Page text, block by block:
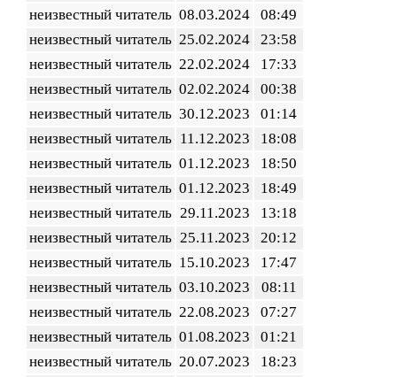
неизвестный читатель 08.03.2024
08:49
неизвестный читатель 25.02.2024
23:58
неизвестный читатель 22.02.2024
17:33
неизвестный читатель 02.02.2024
00:38
неизвестный читатель 30.12.2023
01:14
неизвестный читатель 11.12.2023
18:08
неизвестный читатель 01.12.2023
18:50
неизвестный читатель 01.12.2023
18:49
неизвестный читатель 29.11.2023
13:18
неизвестный читатель 25.11.2023
20:12
неизвестный читатель 15.10.2023
17:47
неизвестный читатель 03.10.2023
08:11
неизвестный читатель 22.08.2023
07:27
неизвестный читатель 01.08.2023
01:21
неизвестный читатель 20.07.2023
18:23